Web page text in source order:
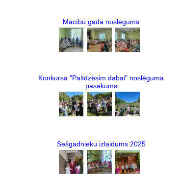
Mācību gada noslēgums
Konkursa "Palīdzēsim dabai" noslēguma
pasākums
Sešgadnieku izlaidums 2025